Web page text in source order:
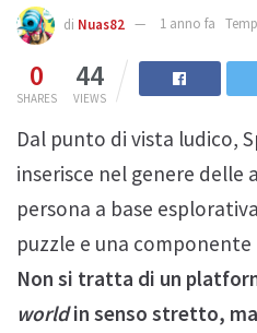
di Nuas82 1 anno fa
0
SHARES
44
VIEWS
Dal punto di vista ludico,
inserisce nel genere delle
persona a base
puzzle e una
Non si tratta di un
worldin senso stretto, ma